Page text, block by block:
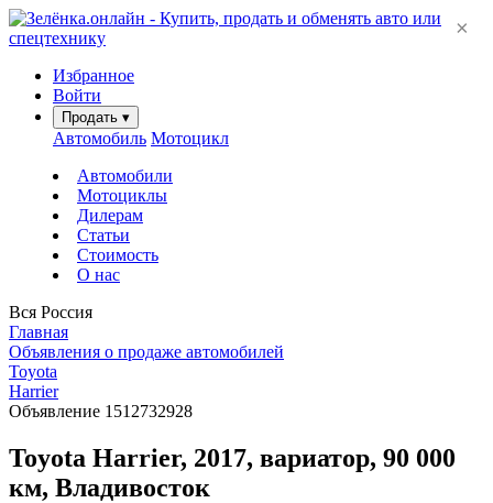
Избранное
Войти
Продать ▾
Автомобиль Мотоцикл
Автомобили
Мотоциклы
Дилерам
Статьи
Стоимость
О нас
Вся Россия
Главная
Объявления о продаже автомобилей
Toyota
Harrier
Объявление 1512732928
Toyota Harrier, 2017, вариатор, 90 000
км, Владивосток
×